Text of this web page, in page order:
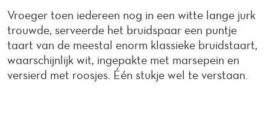
Vroeger toen iedereen nog in een witte lange jurk
trouwde, serveerde het bruidspaar een puntje
taart van de meestal enorm klassieke bruidstaart,
waarschijnlijk wit, ingepakte met marsepein en
versierd met roosjes. Één stukje wel te verstaan.